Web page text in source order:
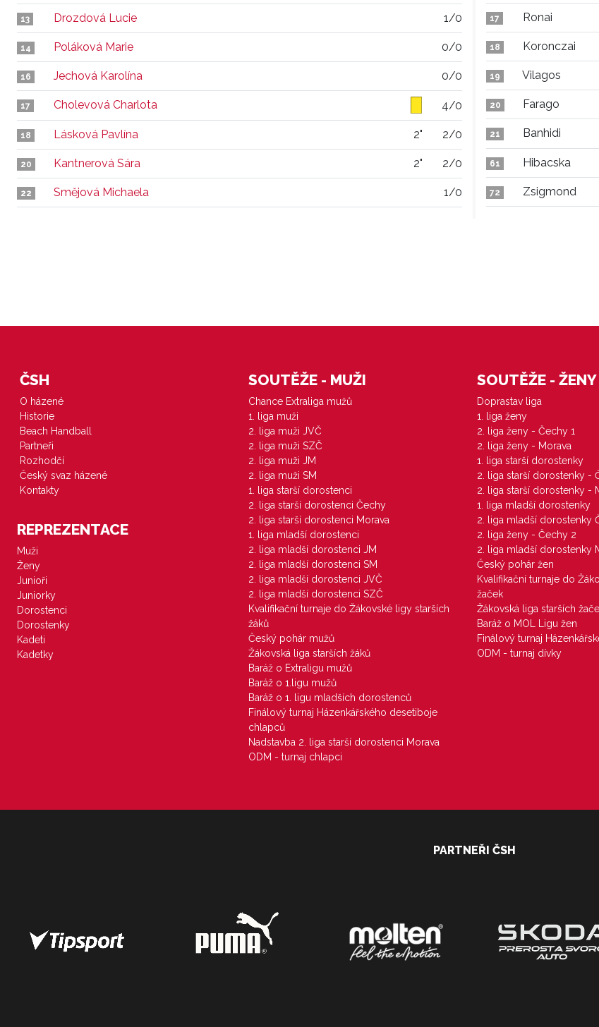
13 Drozdová Lucie 1/0
14 Poláková Marie 0/0
16 Jechová Karolína 0/0
17 Cholevová Charlota 4/0
18 Lásková Pavlína 2" 2/0
20 Kantnerová Sára 2" 2/0
22 Smějová Michaela 1/0
17 Ronai
18 Koronczai
19 Vilagos
20 Farago
21 Banhidi
61 Hibacska
72 Zsigmond
ČSH
O házené
Historie
Beach Handball
Partneři
Rozhodčí
Český svaz házené
Kontakty
REPREZENTACE
Muži
Ženy
Junioři
Juniorky
Dorostenci
Dorostenky
Kadeti
Kadetky
SOUTĚŽE - MUŽI
Chance Extraliga mužů
1. liga muži
2. liga muži JVČ
2. liga muži SZČ
2. liga muži JM
2. liga muži SM
1. liga starší dorostenci
2. liga starší dorostenci Čechy
2. liga starší dorostenci Morava
1. liga mladší dorostenci
2. liga mladší dorostenci JM
2. liga mladší dorostenci SM
2. liga mladší dorostenci JVČ
2. liga mladší dorostenci SZČ
Kvalifikační turnaje do Žákovské ligy starších
žáků
Český pohár mužů
Žákovská liga starších žáků
Baráž o Extraligu mužů
Baráž o 1.ligu mužů
Baráž o 1. ligu mladších dorostenců
Finálový turnaj Házenkářského desetiboje
chlapců
Nadstavba 2. liga starší dorostenci Morava
ODM - turnaj chlapci
SOUTĚŽE - ŽENY
Doprastav liga
1. liga ženy
2. liga ženy - Čechy 1
2. liga ženy - Morava
1. liga starší dorostenky
2. liga starší dorostenky -
2. liga starší dorostenky -
1. liga mladší dorostenky
2. liga mladší dorostenky
2. liga ženy - Čechy 2
2. liga mladší dorostenky
Český pohár žen
Kvalifikační turnaje do
žaček
Žákovská liga starších
Baráž o MOL Ligu žen
Finálový turnaj
ODM - turnaj dívky
PARTNEŘI ČSH